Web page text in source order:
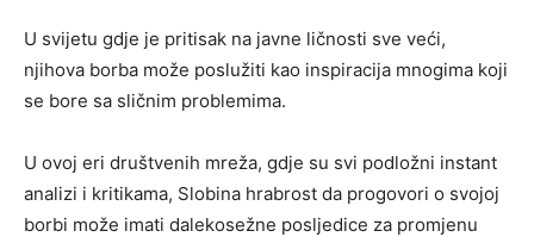
U svijetu gdje je pritisak na javne ličnosti sve veći,
njihova borba može poslužiti kao inspiracija mnogima koji
se bore sa sličnim problemima.
U ovoj eri društvenih mreža, gdje su svi podložni instant
analizi i kritikama, Slobina hrabrost da progovori o svojoj
borbi može imati dalekosežne posljedice za promjenu